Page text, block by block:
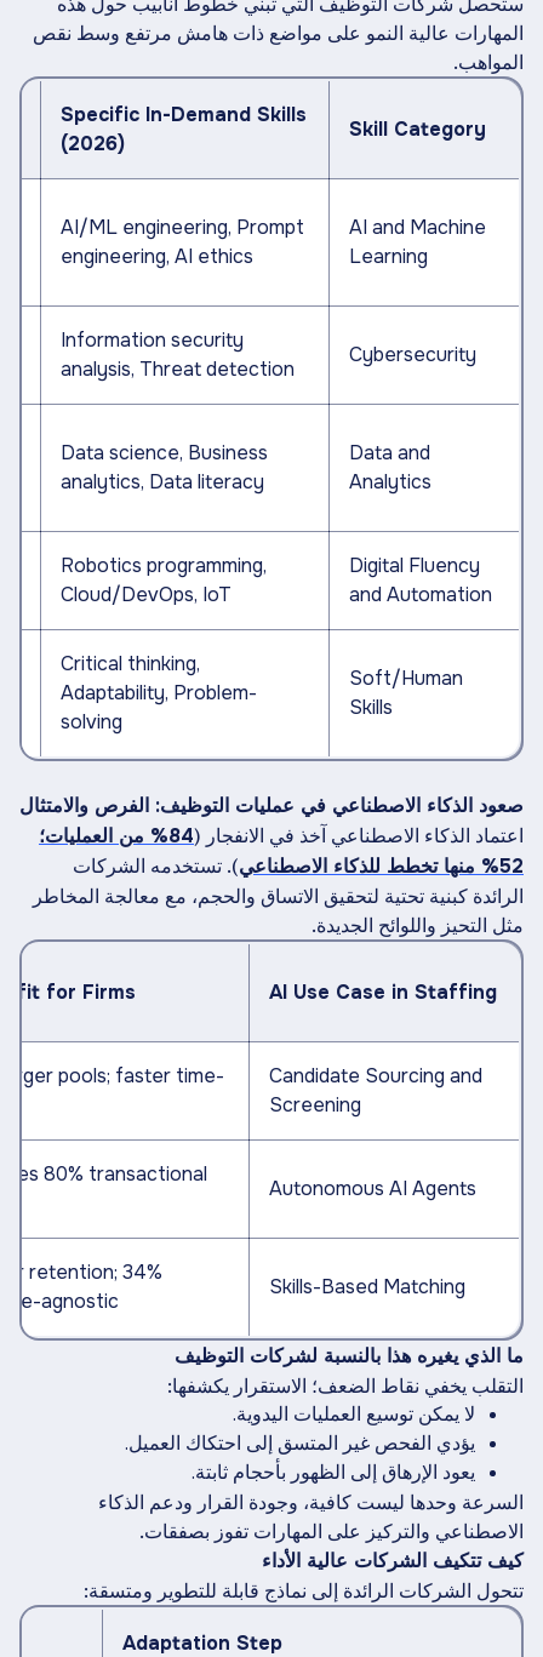
المهارات عالية النمو على مواضع ذات هامش مرتفع وسط نقص
المواهب.
Skill Category
Specific In-Demand Skills
(2026)
AI and Machine
Learning
AI/ML engineering, Prompt
engineering, AI ethics
Cybersecurity
Information security
analysis, Threat detection
Data and
Analytics
Data science, Business
analytics, Data literacy
Digital Fluency
and Automation
Robotics programming,
Cloud/DevOps, IoT
Soft/Human
Skills
Critical thinking,
Adaptability, Problem-
solving
صعود الذكاء الاصطناعي في عمليات التوظيف: الفرص والامتثال
اعتماد الذكاء الاصطناعي آخذ في الانفجار (
84% من العمليات؛
52% منها تخطط للذكاء الاصطناعي
). تستخدمه الشركات
الرائدة كبنية تحتية لتحقيق الاتساق والحجم، مع معالجة المخاطر
مثل التحيز واللوائح الجديدة.
AI Use Case in Staffing
for Firms
Candidate Sourcing and
Screening
larger pools; faster time-
Autonomous AI Agents
80% transactional
Skills-Based Matching
better retention;
agnostic
ما الذي يغيره هذا بالنسبة لشركات التوظيف
التقلب يخفي نقاط الضعف؛ الاستقرار يكشفها:
لا يمكن توسيع العمليات اليدوية.
يؤدي الفحص غير المتسق إلى احتكاك العميل.
يعود الإرهاق إلى الظهور بأحجام ثابتة.
السرعة وحدها ليست كافية، وجودة القرار ودعم الذكاء
الاصطناعي والتركيز على المهارات تفوز بصفقات.
كيف تتكيف الشركات عالية الأداء
تتحول الشركات الرائدة إلى نماذج قابلة للتطوير ومتسقة:
Adaptation Step